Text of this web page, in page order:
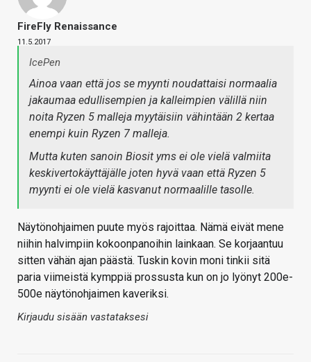
FireFly Renaissance
11.5.2017
IcePen
Ainoa vaan että jos se myynti noudattaisi normaalia
jakaumaa edullisempien ja kalleimpien välillä niin
noita Ryzen 5 malleja myytäisiin vähintään 2 kertaa
enempi kuin Ryzen 7 malleja.
Mutta kuten sanoin Biosit yms ei ole vielä valmiita
keskivertokäyttäjälle joten hyvä vaan että Ryzen 5
myynti ei ole vielä kasvanut normaalille tasolle.
Näytönohjaimen puute myös rajoittaa. Nämä eivät mene
niihin halvimpiin kokoonpanoihin lainkaan. Se korjaantuu
sitten vähän ajan päästä. Tuskin kovin moni tinkii sitä
paria viimeistä kymppiä prossusta kun on jo lyönyt 200e-
500e näytönohjaimen kaveriksi.
Kirjaudu sisään vastataksesi